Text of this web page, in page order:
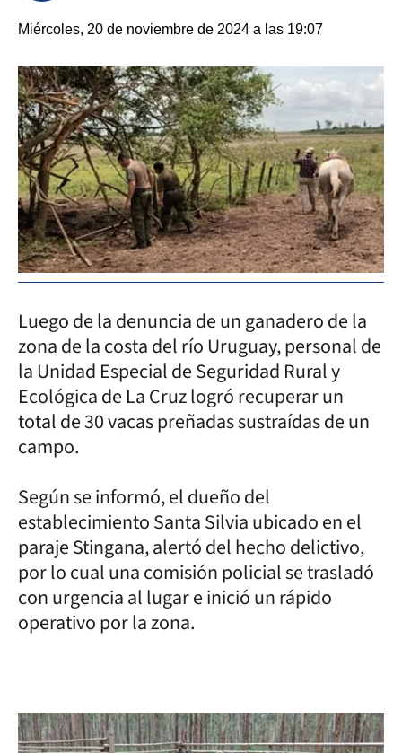
Miércoles, 20 de noviembre de 2024 a las 19:07
Luego de la denuncia de un ganadero de la
zona de la costa del río Uruguay, personal de
la Unidad Especial de Seguridad Rural y
Ecológica de La Cruz logró recuperar un
total de 30 vacas preñadas sustraídas de un
campo.
Según se informó, el dueño del
establecimiento Santa Silvia ubicado en el
paraje Stingana, alertó del hecho delictivo,
por lo cual una comisión policial se trasladó
con urgencia al lugar e inició un rápido
operativo por la zona.